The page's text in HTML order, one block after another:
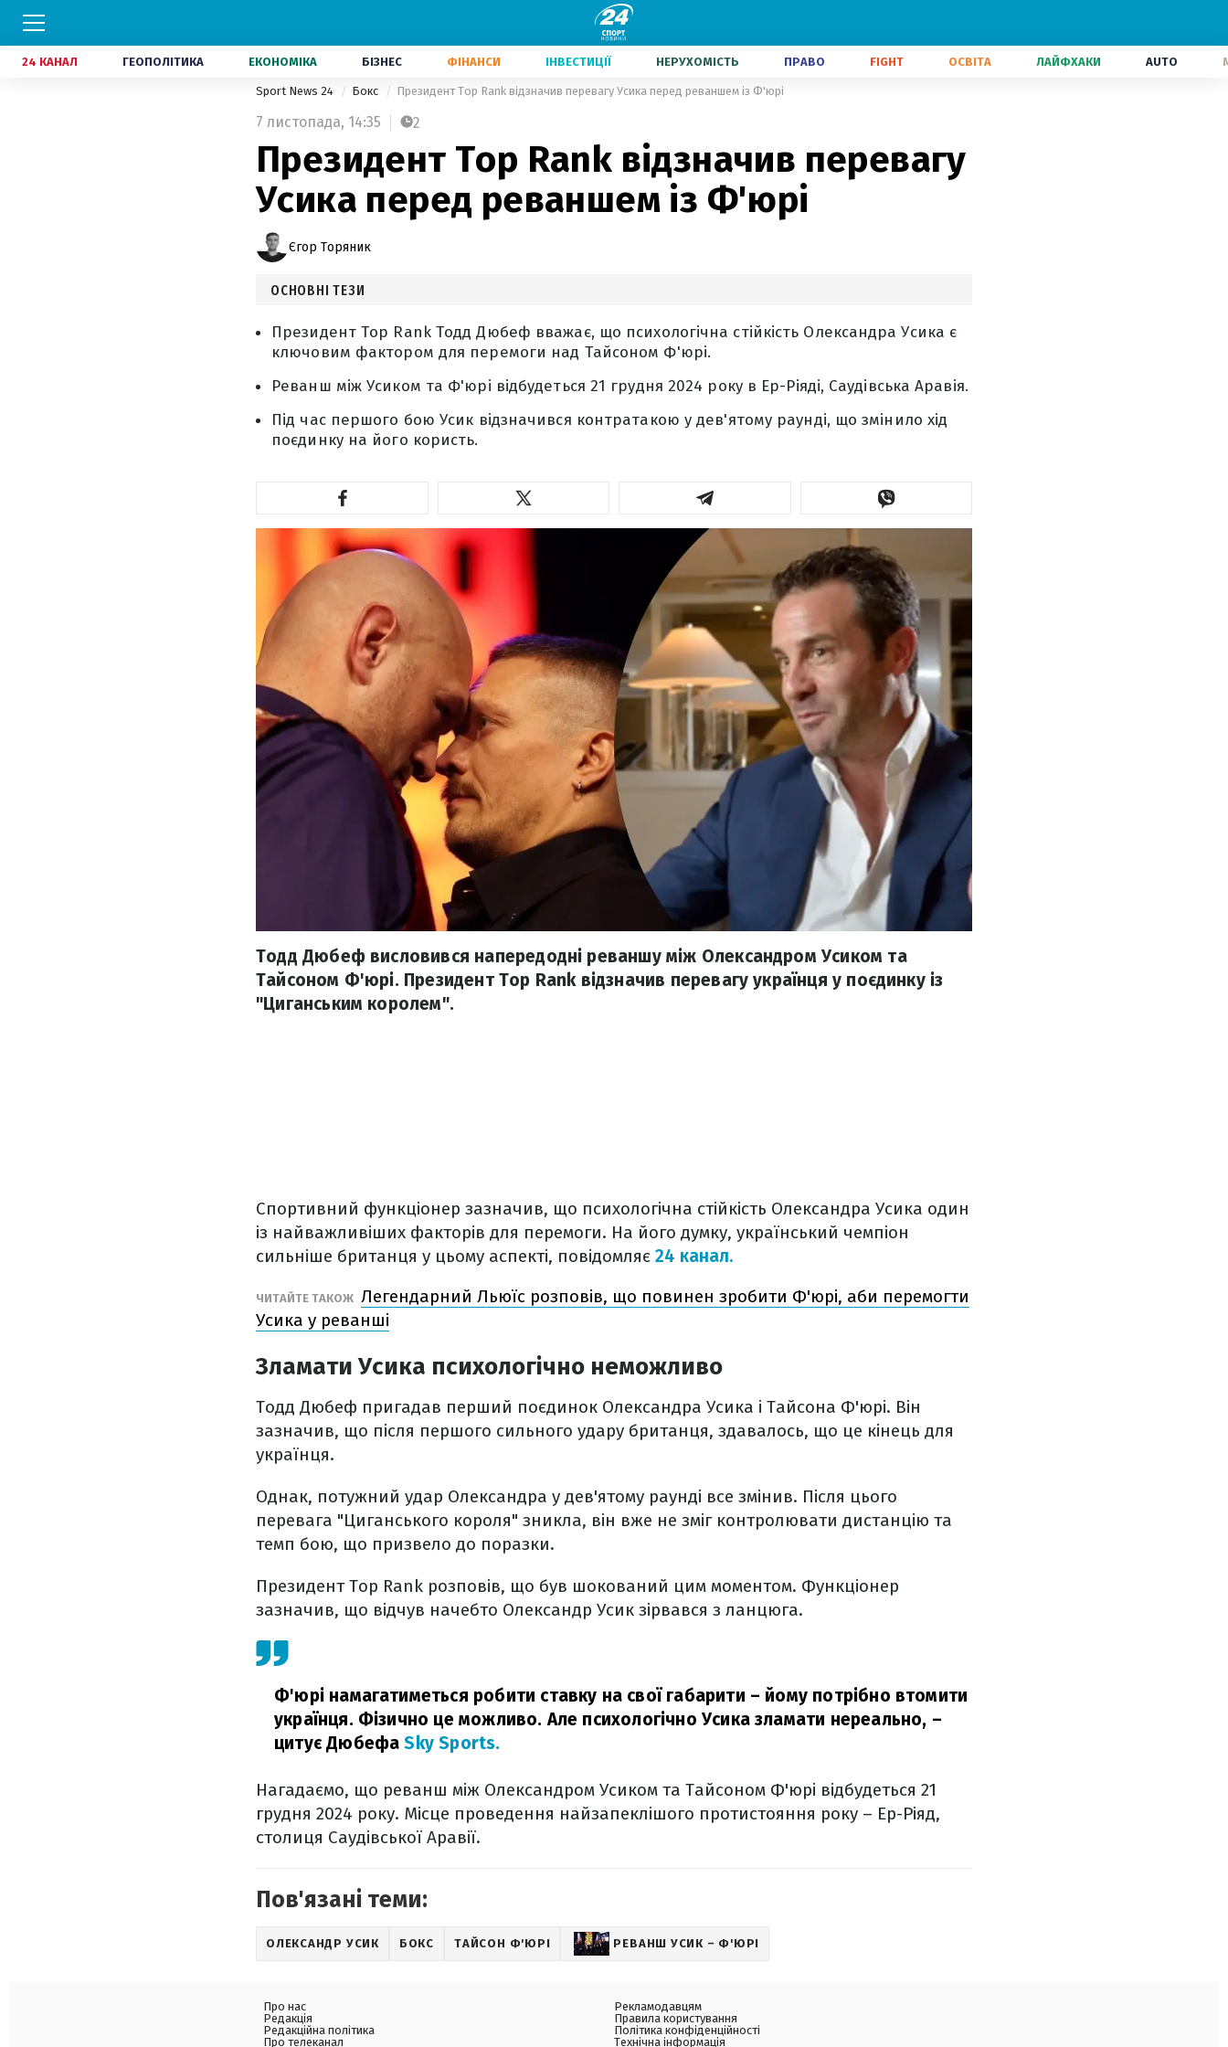
24 КАНАЛ ГЕОПОЛІТИКА ЕКОНОМІКА БІЗНЕС ФІНАНСИ ІНВЕСТИЦІЇ НЕРУХОМІСТЬ ПРАВО FIGHT ОСВІТА ЛАЙФХАКИ AUTO
Sport News 24 Бокс Президент Top Rank відзначив перевагу Усика перед реваншем із Ф'юрі
7 листопада, 14:35 2
Президент Top Rank відзначив перевагу
Усика перед реваншем із Ф'юрі
Єгор Торяник
ОСНОВНІ ТЕЗИ
Президент Top Rank Тодд Дюбеф вважає, що психологічна стійкість Олександра Усика є
ключовим фактором для перемоги над Тайсоном Ф'юрі.
Реванш між Усиком та Ф'юрі відбудеться 21 грудня 2024 року в Ер-Ріяді, Саудівська Аравія.
Під час першого бою Усик відзначився контратакою у дев'ятому раунді, що змінило хід
поєдинку на його користь.
Тодд Дюбеф висловився напередодні реваншу між Олександром Усиком та
Тайсоном Ф'юрі. Президент Top Rank відзначив перевагу українця у поєдинку із
"Циганським королем".
Спортивний функціонер зазначив, що психологічна стійкість Олександра Усика один
із найважливіших факторів для перемоги. На його думку, український чемпіон
сильніше британця у цьому аспекті, повідомляє 24 канал.
ЧИТАЙТЕ ТАКОЖ Легендарний Льюїс розповів, що повинен зробити Ф'юрі, аби перемогти
Усика у реванші
Зламати Усика психологічно неможливо
Тодд Дюбеф пригадав перший поєдинок Олександра Усика і Тайсона Ф'юрі. Він
зазначив, що після першого сильного удару британця, здавалось, що це кінець для
українця.
Однак, потужний удар Олександра у дев'ятому раунді все змінив. Після цього
перевага "Циганського короля" зникла, він вже не зміг контролювати дистанцію та
темп бою, що призвело до поразки.
Президент Top Rank розповів, що був шокований цим моментом. Функціонер
зазначив, що відчув начебто Олександр Усик зірвався з ланцюга.
Ф'юрі намагатиметься робити ставку на свої габарити – йому потрібно втомити
українця. Фізично це можливо. Але психологічно Усика зламати нереально, –
цитує ДюбефаSky Sports.
Нагадаємо, що реванш між Олександром Усиком та Тайсоном Ф'юрі відбудеться 21
грудня 2024 року. Місце проведення найзапеклішого протистояння року – Ер-Ріяд,
столиця Саудівської Аравії.
Пов'язані теми:
ОЛЕКСАНДР УСИК БОКС ТАЙСОН Ф'ЮРІ РЕВАНШ УСИК – Ф'ЮРІ
Про нас
Редакція
Редакційна політика
Про телеканал
Рекламодавцям
Правила користування
Політика конфіденційності
Технічна інформація